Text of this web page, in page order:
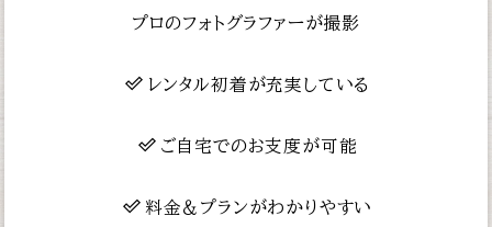
プロのフォトグラファーが撮影
レンタル初着が充実している
ご自宅でのお支度が可能
料金＆プランがわかりやすい